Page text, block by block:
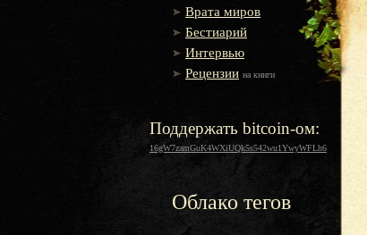
Врата миров
Бестиарий
Интервью
Рецензии на книги
Поддержать bitcoin-ом:
16gW7zamGuK4WXiUQk5s542wu1YwyWFLh6
Облако тегов